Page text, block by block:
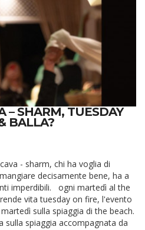
– SHARM, TUESDAY
BALLA?
- sharm, chi ha voglia di
decisamente bene, ha a
imperdibili. ogni martedì al the
vita tuesday on fire, l'evento
sulla spiaggia di the beach.
sulla spiaggia accompagnata da